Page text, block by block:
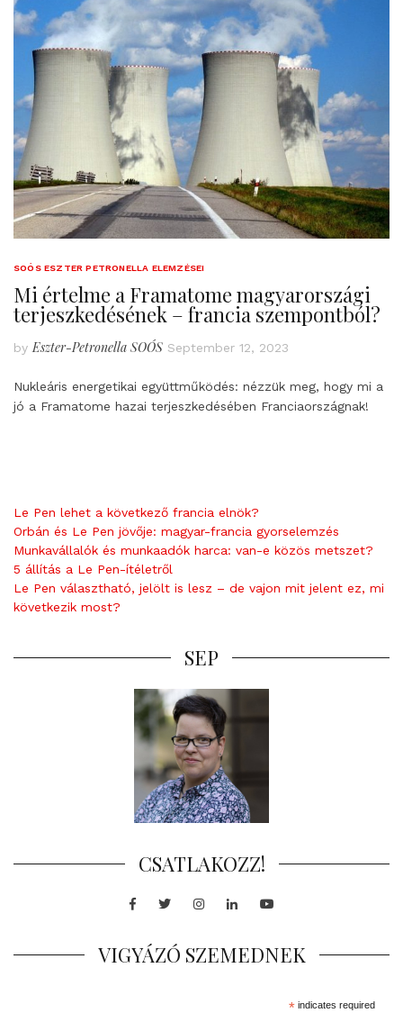
SOÓS ESZTER PETRONELLA ELEMZÉSEI
Mi értelme a Framatome magyarországi
terjeszkedésének – francia szempontból?
by Eszter-Petronella SOÓS September 12, 2023
Nukleáris energetikai együttműködés: nézzük meg, hogy mi a
jó a Framatome hazai terjeszkedésében Franciaországnak!
Le Pen lehet a következő francia elnök?
Orbán és Le Pen jövője: magyar-francia gyorselemzés
Munkavállalók és munkaadók harca: van-e közös metszet?
5 állítás a Le Pen-ítéletről
Le Pen választható, jelölt is lesz – de vajon mit jelent ez, mi
következik most?
SEP
CSATLAKOZZ!
Facebook
TwitterInstagram
LinkedInYoutube
VIGYÁZÓ SZEMEDNEK
*indicates required